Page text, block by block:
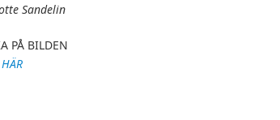
Sandelin
PÅ BILDEN
HÄR